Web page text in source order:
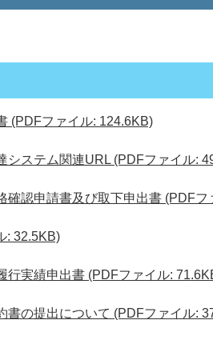
(PDFファイル: 124.6KB)
システム関連URL (PDFファイル:
確認申請書及び取下申出書 (PDFフ
: 32.5KB)
行実績申出書 (PDFファイル:
書の提出について (PDFファイル: